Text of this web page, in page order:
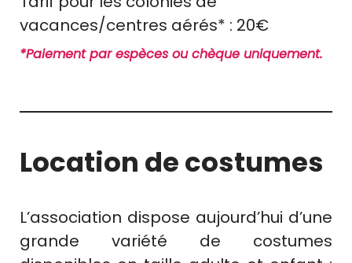
vacances/centres aérés* : 20€
*Paiement par espèces ou chèque uniquement.
Location de costumes
L’association dispose aujourd’hui d’une
grande variété de costumes